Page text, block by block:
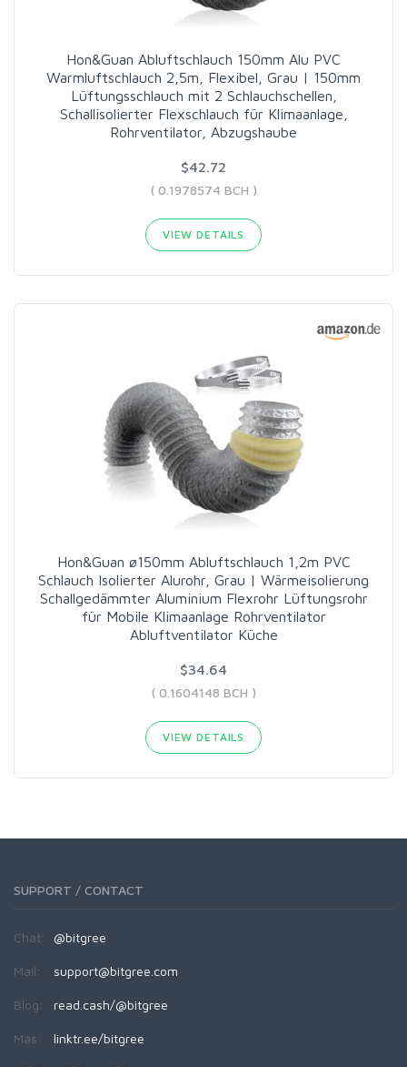
Hon&Guan Abluftschlauch 150mm Alu PVC
Warmluftschlauch 2,5m, Flexibel, Grau | 150mm
Lüftungsschlauch mit 2 Schlauchschellen,
Schallisolierter Flexschlauch für Klimaanlage,
Rohrventilator, Abzugshaube
$42.72
( 0.1978574 BCH )
VIEW DETAILS
Hon&Guan ø150mm Abluftschlauch 1,2m PVC
Schlauch Isolierter Alurohr, Grau | Wärmeisolierung
Schallgedämmter Aluminium Flexrohr Lüftungsrohr
für Mobile Klimaanlage Rohrventilator
Abluftventilator Küche
$34.64
( 0.1604148 BCH )
VIEW DETAILS
SUPPORT / CONTACT
Chat: @bitgree
Mail: support@bitgree.com
Blog: read.cash/@bitgree
Más: linktr.ee/bitgree